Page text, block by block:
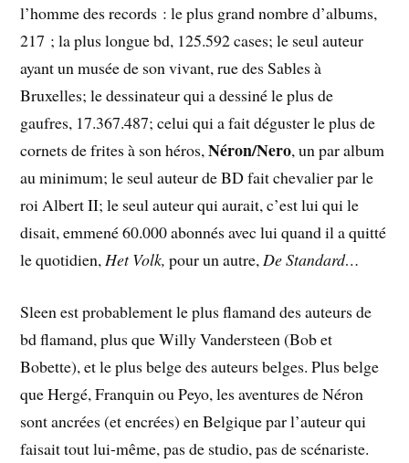
l’homme des records : le plus grand nombre d’albums,
217 ; la plus longue bd, 125.592 cases; le seul auteur
ayant un musée de son vivant, rue des Sables à
Bruxelles; le dessinateur qui a dessiné le plus de
gaufres, 17.367.487; celui qui a fait déguster le plus de
cornets de frites à son héros,Néron/Nero, un par album
au minimum; le seul auteur de BD fait chevalier par le
roi Albert II; le seul auteur qui aurait, c’est lui qui le
disait, emmené 60.000 abonnés avec lui quand il a quitté
le quotidien,Het Volk, pour un autre,De Standard…
Sleen est probablement le plus flamand des auteurs de
bd flamand, plus que Willy Vandersteen (Bob et
Bobette), et le plus belge des auteurs belges. Plus belge
que Hergé, Franquin ou Peyo, les aventures de Néron
sont ancrées (et encrées) en Belgique par l’auteur qui
faisait tout lui-même, pas de studio, pas de scénariste.